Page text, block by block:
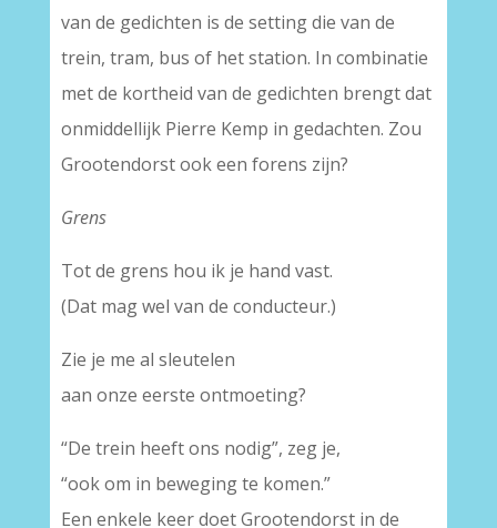
van de gedichten is de setting die van de
trein, tram, bus of het station. In combinatie
met de kortheid van de gedichten brengt dat
onmiddellijk Pierre Kemp in gedachten. Zou
Grootendorst ook een forens zijn?
Grens
Tot de grens hou ik je hand vast.
(Dat mag wel van de conducteur.)
Zie je me al sleutelen
aan onze eerste ontmoeting?
“De trein heeft ons nodig”, zeg je,
“ook om in beweging te komen.”
Een enkele keer doet Grootendorst in de